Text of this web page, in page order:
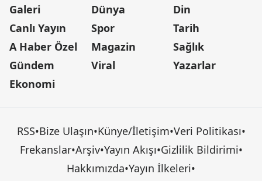
Galeri
Canlı Yayın
A Haber Özel
Gündem
Ekonomi
Dünya
Spor
Magazin
Viral
Din
Tarih
Sağlık
Yazarlar
RSS•Bize Ulaşın•Künye/İletişim•Veri Politikası•
Frekanslar•Arşiv•Yayın Akışı•Gizlilik Bildirimi•
Hakkımızda•Yayın İlkeleri•